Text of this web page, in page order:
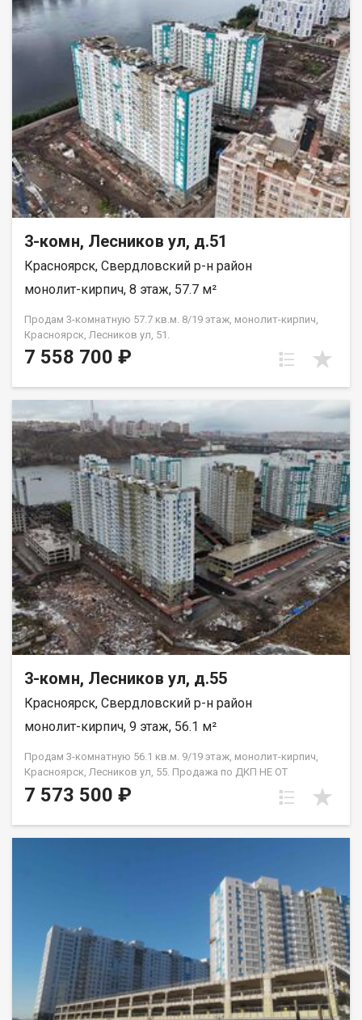
3-комн, Лесников ул, д.51
Красноярск, Свердловский р-н район
монолит-кирпич, 8 этаж, 57.7 м²
Продам 3-комнатную 57.7 кв.м. 8/19 этаж, монолит-кирпич,
Красноярск, Лесников ул, 51.
7 558 700 ₽
3-комн, Лесников ул, д.55
Красноярск, Свердловский р-н район
монолит-кирпич, 9 этаж, 56.1 м²
Продам 3-комнатную 56.1 кв.м. 9/19 этаж, монолит-кирпич,
Красноярск, Лесников ул, 55. Продажа по ДКП НЕ ОТ
ЗАСТРОЙЩИКА
7 573 500 ₽